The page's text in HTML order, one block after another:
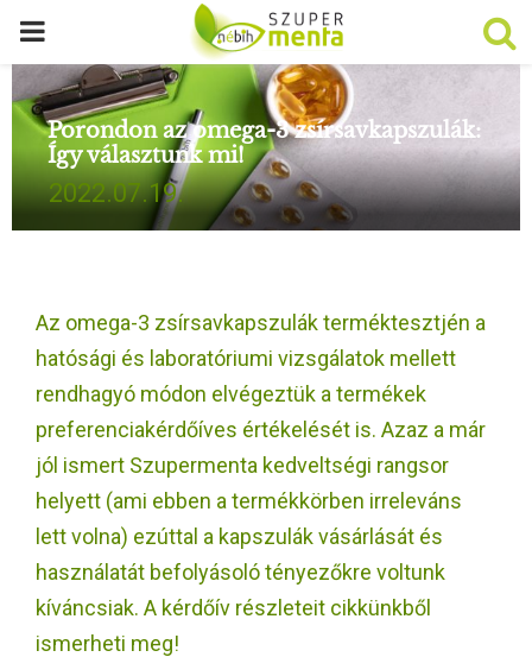
P
R
I
M
R
M
N
Porondon az omega-3 zsírsavkapszulák:
Így választunk mi!
2022.07.19.
Az omega-3 zsírsavkapszulák terméktesztjén a
hatósági és laboratóriumi vizsgálatok mellett
rendhagyó módon elvégeztük a termékek
preferenciakérdőíves értékelését is. Azaz a már
jól ismert Szupermenta kedveltségi rangsor
helyett (ami ebben a termékkörben irreleváns
lett volna) ezúttal a kapszulák vásárlását és
használatát befolyásoló tényezőkre voltunk
kíváncsiak. A kérdőív részleteit cikkünkből
ismerheti meg!